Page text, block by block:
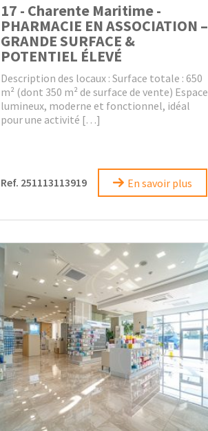
17 - Charente Maritime -
PHARMACIE EN ASSOCIATION –
GRANDE SURFACE &
POTENTIEL ÉLEVÉ
Description des locaux : Surface totale : 650
m² (dont 350 m² de surface de vente) Espace
lumineux, moderne et fonctionnel, idéal
pour une activité […]
Ref. 251113113919 En savoir plus